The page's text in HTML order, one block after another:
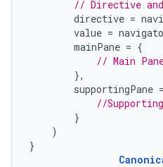
// Directive
directive =
value =
mainPane = {
// Main
},
supportingPane =
//
}
)
}